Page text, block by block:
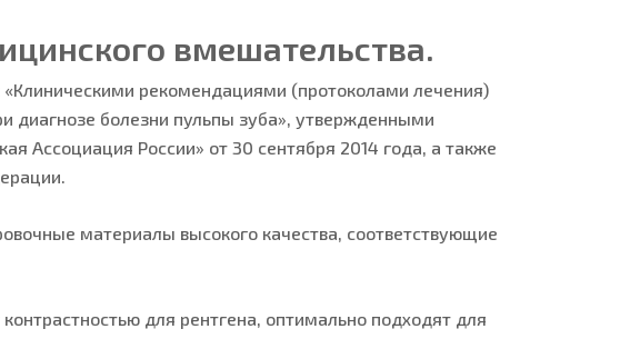
вмешательства.
«Клиническими рекомендациями (протоколами лечения)
диагнозе болезни пульпы зуба», утвержденными
Ассоциация России» от 30 сентября 2014 года, а также
материалы высокого качества, соответствующие
для рентгена, оптимально подходят для